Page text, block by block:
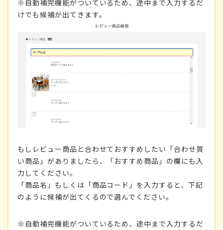
※自動補完機能がついているため、途中まで入力するだ
けでも候補が出てきます。
もしレビュー商品と合わせておすすめしたい「合わせ買
い商品」がありましたら、「おすすめ商品」の欄にも入
力してください。
「商品名」もしくは「商品コード」を入力すると、下記
のように候補が出てくるので選んでください。
※自動補完機能がついているため、途中まで入力するだ